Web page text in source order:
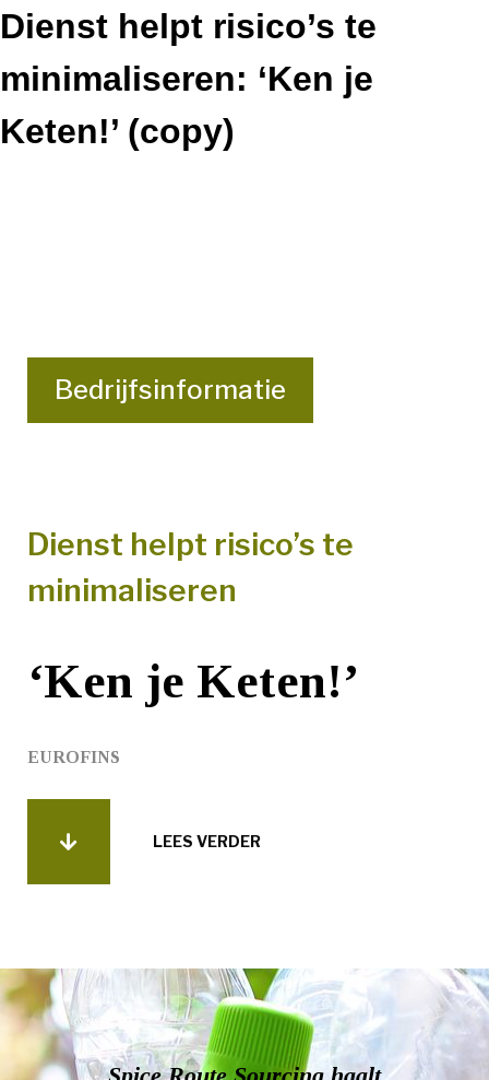
Dienst helpt risico’s te
minimaliseren: ‘Ken je
Keten!’ (copy)
Bedrijfsinformatie
Dienst helpt risico’s te
minimaliseren
‘Ken je Keten!’
EUROFINS
LEES VERDER